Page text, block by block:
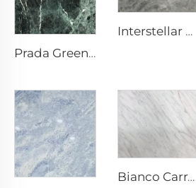
Prada Green Roheline Looduslik Kivi Marmor Värviliste Valgete Veenidega ja Mustriga
Interstellar Grey Hall Looduslik Kivi Marmor Värvilisel Mustril ja Hõbedase-Hallide Paistkividega
Bianco Carrara Valge looduslik kivemarmor helehalli vooludega